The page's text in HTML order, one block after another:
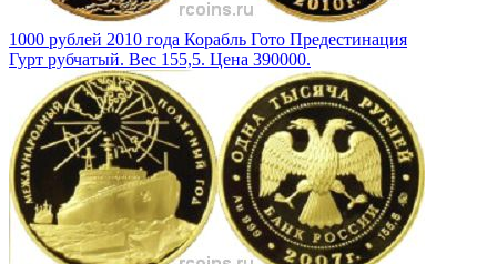
1000 рублей 2010 года Корабль Гото Предестинация
Гурт рубчатый. Вес 155,5. Цена 390000.